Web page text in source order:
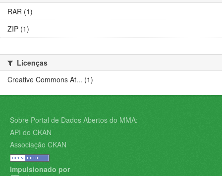
RAR (1)
ZIP (1)
Licenças
Creative Commons At... (1)
Sobre Portal de Dados Abertos do MMA:
API do CKAN
Associação CKAN
Impulsionado por